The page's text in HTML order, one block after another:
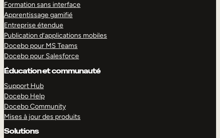
Formation sans interface
Apprentissage gamifié
Entreprise étendue
Publication d’applications mobiles
Docebo pour MS Teams
Docebo pour Salesforce
Éducation et communauté
Support Hub
Docebo Help
Docebo Community
Mises à jour des produits
Solutions